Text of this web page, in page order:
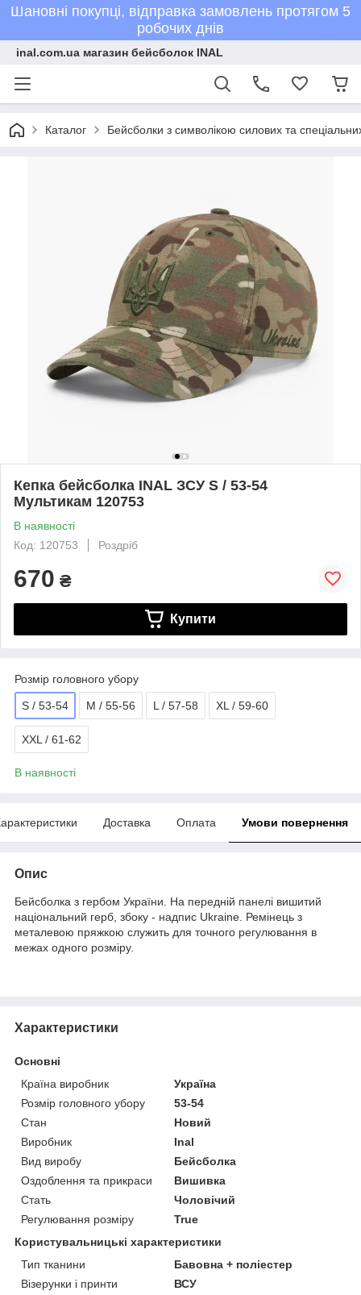
Шановні покупці, відправка замовлень протягом 5
робочих днів
inal.com.ua магазин бейсболок INAL
Каталог Бейсболки з символікою силових та
Кепка бейсболка INAL ЗСУ S / 53-54
Мультикам 120753
В наявності
Код: 120753
Роздріб
670 ₴
Купити
Розмір головного убору
S / 53-54 M / 55-56 L / 57-58 XL / 59-60
XXL / 61-62
В наявності
Доставка Оплата Умови повернення
Опис
Бейсболка з гербом України. На передній панелі вишитий
національний герб, збоку - надпис Ukraine. Ремінець з
металевою пряжкою служить для точного регулювання в
межах одного розміру.
Характеристики
Основні
Країна виробник
Україна
Розмір головного убору
53-54
Стан
Новий
Виробник
Inal
Вид виробу
Бейсболка
Оздоблення та прикраси
Вишивка
Стать
Чоловічий
Регулювання розміру
True
Користувальницькі характеристики
Тип тканини
Бавовна + поліестер
Візерунки і принти
ВСУ